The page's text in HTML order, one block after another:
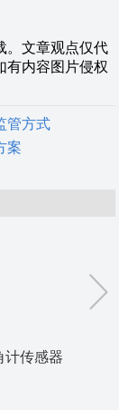
。文章观点仅代
有内容图片侵权
管方式
案
计传感器